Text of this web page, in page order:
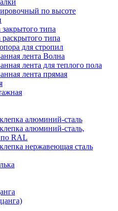
по высоте
типа
типа
для стропил
лента Волна
лента для теплого пола
лента прямая
алюминий-сталь
алюминий-сталь,
RAL
нержавеющая сталь